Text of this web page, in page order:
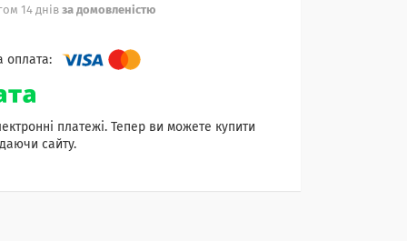
14 днів за домовленістю
платежі. Тепер ви можете купити
сайту.